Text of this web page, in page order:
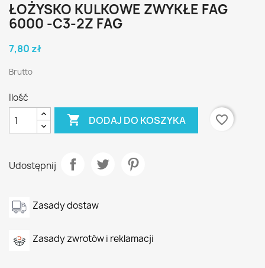
ŁOŻYSKO KULKOWE ZWYKŁE FAG
6000 -C3-2Z FAG
7,80 zł
Brutto
Ilość
 DODAJ DO KOSZYKA favorite_border
Udostępnij
Zasady dostaw
Zasady zwrotów i reklamacji